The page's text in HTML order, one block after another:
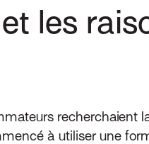
les
recherchaient
à utiliser une